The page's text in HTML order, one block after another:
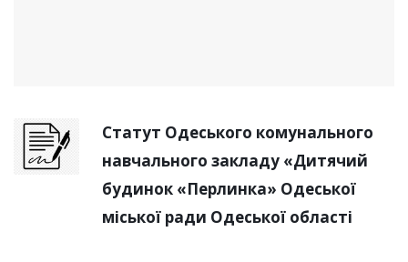
Статут Одеського комунального
навчального закладу «Дитячий
будинок «Перлинка» Одеської
міської ради Одеської області